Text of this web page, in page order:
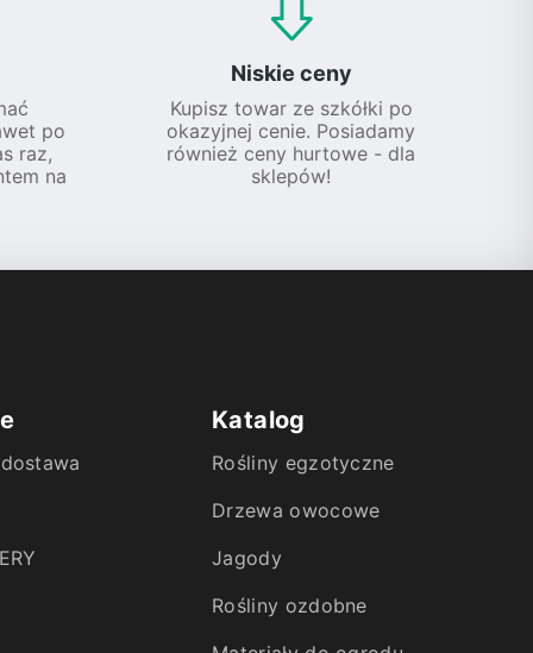
po
raz,
na
Niskie ceny
Kupisz towar ze szkółki po
okazyjnej cenie. Posiadamy
również ceny hurtowe - dla
sklepów!
Katalog
Rośliny egzotyczne
Drzewa owocowe
Jagody
Rośliny ozdobne